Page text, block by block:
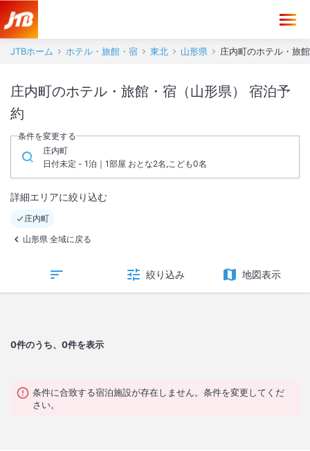
JTBホーム ホテル・旅館・宿 東北 山形県 庄内町のホテル・旅
庄内町のホテル・旅館・宿（山形県） 宿泊予
約
条件を変更する
庄内町
日付未定 - 1泊｜1部屋 おとな2名,こども0名
詳細エリアに絞り込む
庄内町
山形県 全域に戻る
絞り込み 地図表示
0件のうち、0件を表示
条件に合致する宿泊施設が存在しません。条件を変更してくだ
さい。